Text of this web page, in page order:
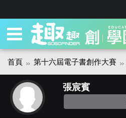
首頁 第十六屆電子書創作大賽
張宸賓